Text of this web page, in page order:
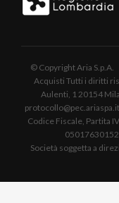
© Copyright Aria
Acquisti Tutti i diritti
Aulenti, 1 20154
Codice Fiscale, Partita
Società soggetta a